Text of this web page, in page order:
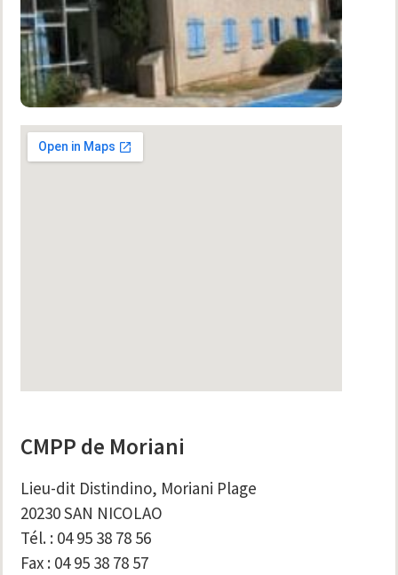
CMPP de Moriani
Lieu-dit Distindino, Moriani Plage
20230 SAN NICOLAO
Tél. : 04 95 38 78 56
Fax : 04 95 38 78 57